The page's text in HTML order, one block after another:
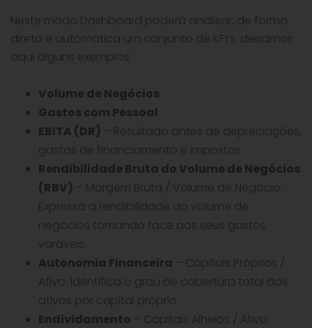
Neste modo Dashboard poderá analisar, de forma
direta e automática um conjunto de KPI’s. deixamos
aqui alguns exemplos:
Volume de Negócios
Gastos com Pessoal
EBITA (DR) – Resultado antes de depreciações,
gastos de financiamento e impostos.
Rendibilidade Bruta do Volume de Negócios
(RBV) – Margem Bruta / Volume de Negócio:
Expressa a rendibilidade do volume de
negócios tomando face aos seus gastos
varáveis.
Autonomia Financeira – Capitais Próprios /
Ativo: Identifica o grau de cobertura total dos
ativos por capital próprio.
Endividamento – Capitais Alheios / Ativo: